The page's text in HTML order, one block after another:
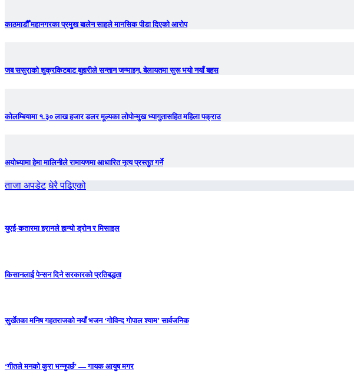
काठमाडौँ महानगरका प्रमुख बालेन साहले मानसिक पीडा दिएको आरोप
जब ससुराको शुक्रकिटबाट बुहारीले सन्तान जन्माइन, बेलायतमा सुरू भयो नयाँ बहस
कोलम्बियामा १.३० लाख हजार डलर मूल्यका लोपोन्मुख भ्यागुतासहित महिला पक्राउ
अयोध्यामा हेमा मालिनीले रामायणमा आधारित नृत्य प्रस्तुत गर्ने
ताजा अपडेट धेरै पढिएको
युएई-कतारमा इरानले हान्यो ड्रोन र मिसाइल
किसानलाई पेन्सन दिने सरकारको प्रतिबद्धता
सुर्खेतका मनिष गहतराजको नयाँ भजन ‘गोविन्द गोपाल श्याम’ सार्वजनिक
‘गीतले मनको कुरा भन्नुपर्छ’ — गायक आयुष मगर